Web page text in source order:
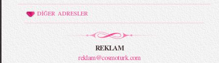
DİĞER ADRESLER
REKLAM
reklam@cosmoturk.com